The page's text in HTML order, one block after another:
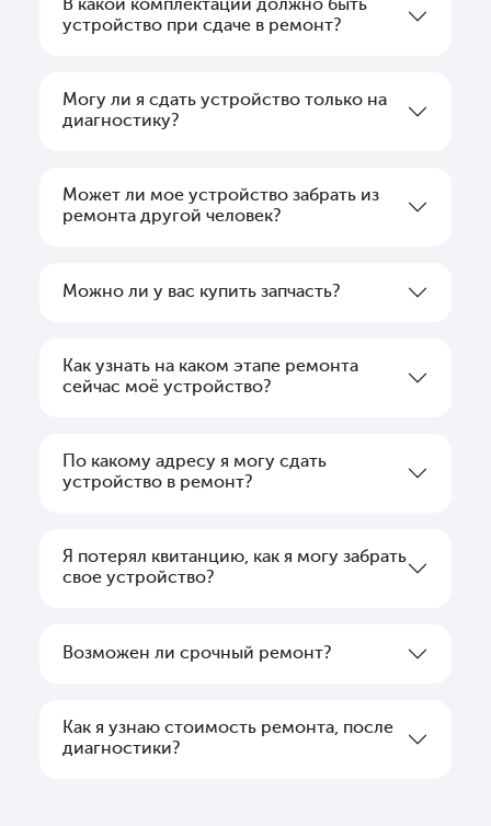
В какой комплектации должно быть
устройство при сдаче в ремонт?
Могу ли я сдать устройство только на
диагностику?
Может ли мое устройство забрать из
ремонта другой человек?
Можно ли у вас купить запчасть?
Как узнать на каком этапе ремонта
сейчас моё устройство?
По какому адресу я могу сдать
устройство в ремонт?
Я потерял квитанцию, как я могу забрать
свое устройство?
Возможен ли срочный ремонт?
Как я узнаю стоимость ремонта, после
диагностики?